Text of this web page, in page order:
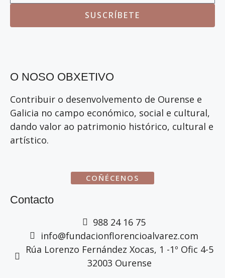
SUSCRÍBETE
O NOSO OBXETIVO
Contribuir o desenvolvemento de Ourense e
Galicia no campo económico, social e cultural,
dando valor ao patrimonio histórico, cultural e
artístico.
COÑÉCENOS
Contacto
988 24 16 75
info@fundacionflorencioalvarez.com
Rúa Lorenzo Fernández Xocas, 1 -1º Ofic 4-5
32003 Ourense